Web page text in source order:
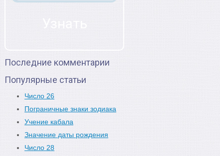
Последние комментарии
Популярные статьи
Число 26
Пограничные знаки зодиака
Учение кабала
Значение даты рождения
Число 28